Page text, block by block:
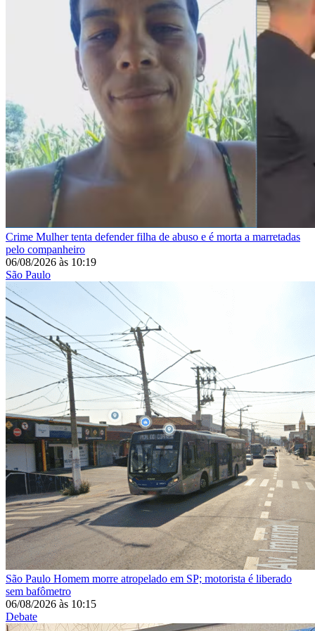
Crime Mulher tenta defender filha de abuso e é morta a marretadas
pelo companheiro
06/08/2026 às 10:19
São Paulo
São Paulo Homem morre atropelado em SP; motorista é liberado
sem bafômetro
06/08/2026 às 10:15
Debate